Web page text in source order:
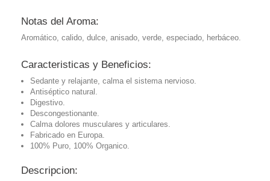
Notas del Aroma:
Aromático, calido, dulce, anisado, verde, especiado, herbáceo.
Caracteristicas y Beneficios:
Sedante y relajante, calma el sistema nervioso.
Antiséptico natural.
Digestivo.
Descongestionante.
Calma dolores musculares y articulares.
Fabricado en Europa.
100% Puro, 100% Organico.
Descripcion: